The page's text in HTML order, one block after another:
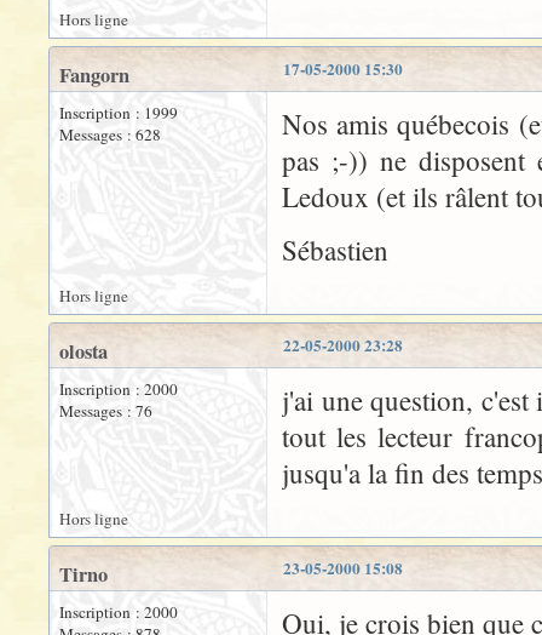
Hors ligne
17-05-2000 15:30
Fangorn
Inscription : 1999
Messages : 628
Nos amis québecois
pas ;-)) ne disposent
Ledoux (et ils râlent
Sébastien
Hors ligne
22-05-2000 23:28
olosta
Inscription : 2000
Messages : 76
j'ai une question,
tout les lecteur
jusqu'a la fin des
Hors ligne
23-05-2000 15:08
Tirno
Inscription : 2000
Oui, je crois bien que